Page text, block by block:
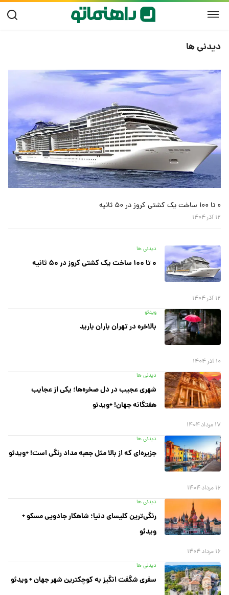
دیدنی ها
۰ تا ۱۰۰ ساخت یک کشتی کروز در ۵۰ ثانیه
۱۲ آذر ۱۴۰۴
دیدنی ها
۰ تا ۱۰۰ ساخت یک کشتی کروز در ۵۰ ثانیه
۱۲ آذر ۱۴۰۴
ویدئو
بالاخره در تهران باران بارید
۱۰ آذر ۱۴۰۴
دیدنی ها
شهری عجیب در دل صخره‌ها؛ یکی از عجایب
هفتگانه جهان! +ویدئو
۱۷ مرداد ۱۴۰۴
دیدنی ها
جزیره‌ای که از بالا مثل جعبه مداد رنگی است! +ویدئو
۱۶ مرداد ۱۴۰۴
دیدنی ها
رنگی‌ترین کلیسای دنیا؛ شاهکار جادویی مسکو +
ویدئو
۱۶ مرداد ۱۴۰۴
دیدنی ها
سفری شگفت انگیز به کوچکترین شهر جهان + ویدئو